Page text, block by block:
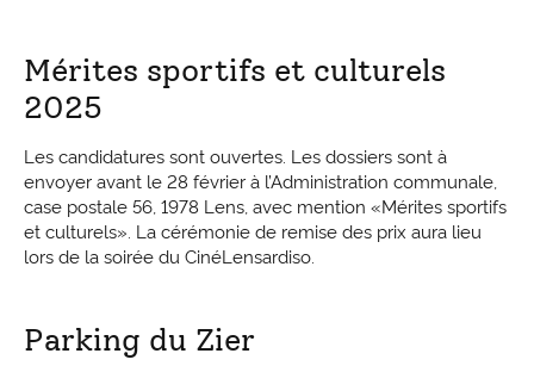
Mérites sportifs et culturels
2025
Les candidatures sont ouvertes. Les dossiers sont à
envoyer avant le 28 février à l’Administration communale,
case postale 56, 1978 Lens, avec mention «Mérites sportifs
et culturels». La cérémonie de remise des prix aura lieu
lors de la soirée du CinéLensardiso.
Parking du Zier